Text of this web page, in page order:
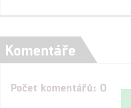
Komentáře
Počet komentářů: 0